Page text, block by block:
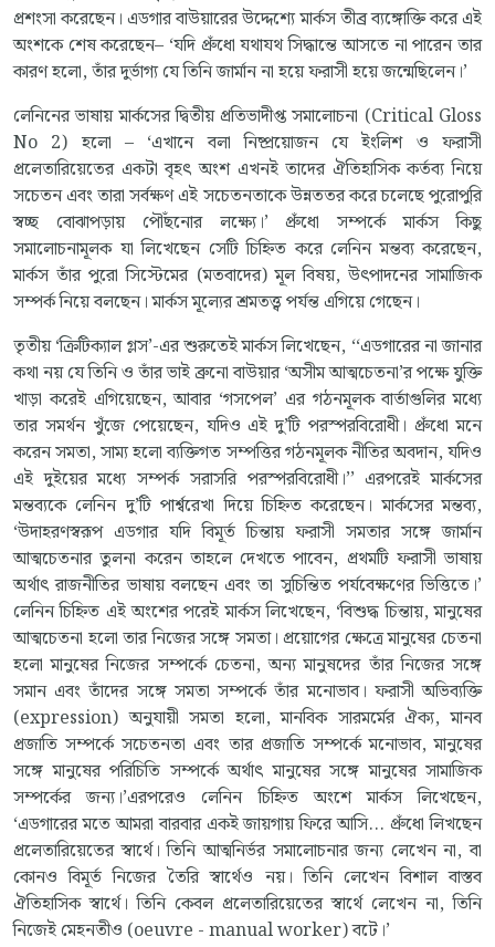
প্রশংসা করেছেন। এডগার বাউয়ারের উদ্দেশ্যে মার্কস তীব্র ব্যঙ্গোক্তি করে এই
অংশকে শেষ করেছেন– ‘যদি প্রুঁধো যথাযথ সিদ্ধান্তে আসতে না পারেন তার
কারণ হলো, তাঁর দুর্ভাগ্য যে তিনি জার্মান না হয়ে ফরাসী হয়ে জন্মেছিলেন।’
লেনিনের ভাষায় মার্কসের দ্বিতীয় প্রতিভাদীপ্ত সমালোচনা (Critical Gloss
No 2) হলো – ‘এখানে বলা নিষ্প্রয়োজন যে ইংলিশ ও ফরাসী
প্রলেতারিয়েতের একটা বৃহৎ অংশ এখনই তাদের ঐতিহাসিক কর্তব্য নিয়ে
সচেতন এবং তারা সর্বক্ষণ এই সচেতনতাকে উন্নততর করে চলেছে পুরোপুরি
স্বচ্ছ বোঝাপড়ায় পৌঁছনোর লক্ষ্যে।’ প্রুঁধো সম্পর্কে মার্কস কিছু
সমালোচনামূলক যা লিখেছেন সেটি চিহ্নিত করে লেনিন মন্তব্য করেছেন,
মার্কস তাঁর পুরো সিস্টেমের (মতবাদের) মূল বিষয়, উৎপাদনের সামাজিক
সম্পর্ক নিয়ে বলছেন। মার্কস মূল্যের শ্রমতত্ত্ব পর্যন্ত এগিয়ে গেছেন।
তৃতীয় ‘ক্রিটিক্যাল গ্লস’-এর শুরুতেই মার্কস লিখেছেন, ‘‘এডগারের না জানার
কথা নয় যে তিনি ও তাঁর ভাই ব্রুনো বাউয়ার ‘অসীম আত্মচেতনা’র পক্ষে যুক্তি
খাড়া করেই এগিয়েছেন, আবার ‘গসপেল’ এর গঠনমূলক বার্তাগুলির মধ্যে
তার সমর্থন খুঁজে পেয়েছেন, যদিও এই দু’টি পরস্পরবিরোধী। প্রুঁধো মনে
করেন সমতা, সাম্য হলো ব্যক্তিগত সম্পত্তির গঠনমূলক নীতির অবদান, যদিও
এই দুইয়ের মধ্যে সম্পর্ক সরাসরি পরস্পরবিরোধী।’’ এরপরেই মার্কসের
মন্তব্যকে লেনিন দু’টি পার্শ্বরেখা দিয়ে চিহ্নিত করেছেন। মার্কসের মন্তব্য,
‘উদাহরণস্বরূপ এডগার যদি বিমূর্ত চিন্তায় ফরাসী সমতার সঙ্গে জার্মান
আত্মচেতনার তুলনা করেন তাহলে দেখতে পাবেন, প্রথমটি ফরাসী ভাষায়
অর্থাৎ রাজনীতির ভাষায় বলছেন এবং তা সুচিন্তিত পর্যবেক্ষণের ভিত্তিতে।’
লেনিন চিহ্নিত এই অংশের পরেই মার্কস লিখেছেন, ‘বিশুদ্ধ চিন্তায়, মানুষের
আত্মচেতনা হলো তার নিজের সঙ্গে সমতা। প্রয়োগের ক্ষেত্রে মানুষের চেতনা
হলো মানুষের নিজের সম্পর্কে চেতনা, অন্য মানুষদের তাঁর নিজের সঙ্গে
সমান এবং তাঁদের সঙ্গে সমতা সম্পর্কে তাঁর মনোভাব। ফরাসী অভিব্যক্তি
(expression) অনুযায়ী সমতা হলো, মানবিক সারমর্মের ঐক্য, মানব
প্রজাতি সম্পর্কে সচেতনতা এবং তার প্রজাতি সম্পর্কে মনোভাব, মানুষের
সঙ্গে মানুষের পরিচিতি সম্পর্কে অর্থাৎ মানুষের সঙ্গে মানুষের সামাজিক
সম্পর্কের জন্য।’এরপরেও লেনিন চিহ্নিত অংশে মার্কস লিখেছেন,
‘এডগারের মতে আমরা বারবার একই জায়গায় ফিরে আসি... প্রুঁধো লিখছেন
প্রলেতারিয়েতের স্বার্থে। তিনি আত্মনির্ভর সমালোচনার জন্য লেখেন না, বা
কোনও বিমূর্ত নিজের তৈরি স্বার্থেও নয়। তিনি লেখেন বিশাল বাস্তব
ঐতিহাসিক স্বার্থে। তিনি কেবল প্রলেতারিয়েতের স্বার্থে লেখেন না, তিনি
নিজেই মেহনতীও (oeuvre - manual worker) বটে।’